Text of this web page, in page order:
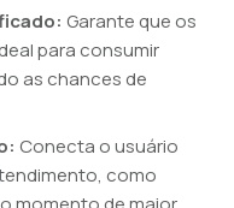
Garante que os
para consumir
as chances de
Conecta o usuário
como